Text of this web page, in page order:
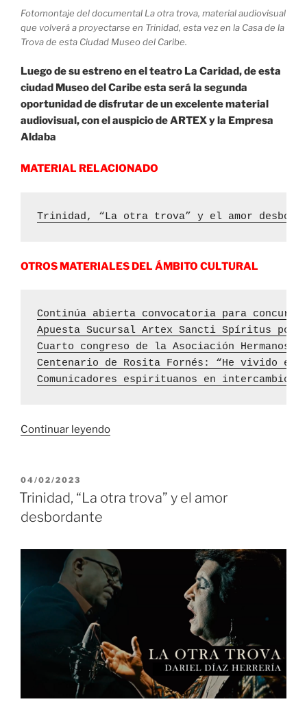
Fotomontaje del documental La otra trova, material audiovisual
que volverá a proyectarse en Trinidad, esta vez en la Casa de la
Trova de esta Ciudad Museo del Caribe.
Luego de su estreno en el teatro La Caridad, de esta
ciudad Museo del Caribe esta será la segunda
oportunidad de disfrutar de un excelente material
audiovisual, con el auspicio de ARTEX y la Empresa
Aldaba
MATERIAL RELACIONADO
Trinidad, “La otra trova” y el amor
OTROS MATERIALES DEL ÁMBITO CULTURAL
Continúa abierta convocatoria para concurso
Apuesta Sucursal Artex Sancti Spíritus por
Cuarto congreso de la Asociación Hermanos
Centenario de Rosita Fornés: “He vivido
Comunicadores espirituanos en intercambio
Continuar leyendo«Proyectarán
trova,
de
la
Trova
PUBLICADO
EL
04/02/2023
Trinidad, “La otra trova” y el amor
desbordante